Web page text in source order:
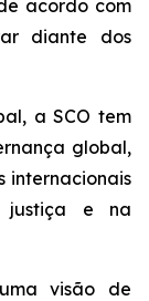
acordo com
diante dos
a SCO tem
global,
internacionais
justiça e na
visão de